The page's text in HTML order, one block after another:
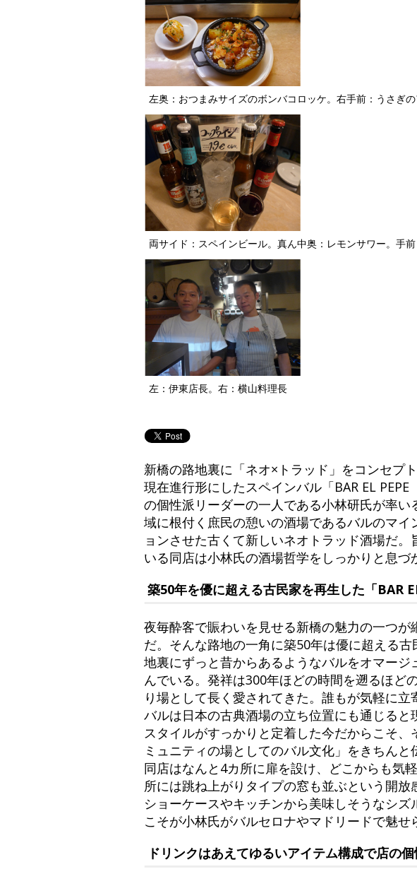
左奥：おつまみサイズのボンバコロッケ。右手前：うさぎ
両サイド：スペインビール。真ん中奥：レモンサワー。手
左：伊東店長。右：横山料理長
新橋の路地裏に「ネオ×トラッド」をコンセプ
現在進行形にしたスペインバル「BAR EL
の個性派リーダーの一人である小林研氏が率
域に根付く庶民の憩いの酒場であるバルのマ
ョンさせた古くて新しいネオトラッド酒場だ
いる同店は小林氏の酒場哲学をしっかりと息づ
築50年を優に超える古民家を再生した「BAR
夜毎酔客で賑わいを見せる新橋の魅力の一つ
だ。そんな路地の一角に築50年は優に超える
地裏にずっと昔からあるようなバルをオマー
んでいる。発祥は300年ほどの時間を遡るほど
り場として長く愛されてきた。誰もが気軽に
バルは日本の古典酒場の立ち位置にも通じる
スタイルがすっかりと定着した今だからこそ
ミュニティの場としてのバル文化」をきちん
同店はなんと4カ所に扉を設け、どこからも気
所には跳ね上がりタイプの窓も並ぶという開
ショーケースやキッチンから美味しそうなシ
こそが小林氏がバルセロナやマドリードで魅せ
ドリンクはあえてゆるいアイテム構成で店の